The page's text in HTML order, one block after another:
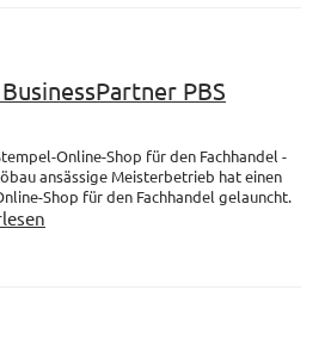
PBS
Online-Shop für den Fachhandel -
ansässige Meisterbetrieb hat einen
Shop für den Fachhandel gelauncht.